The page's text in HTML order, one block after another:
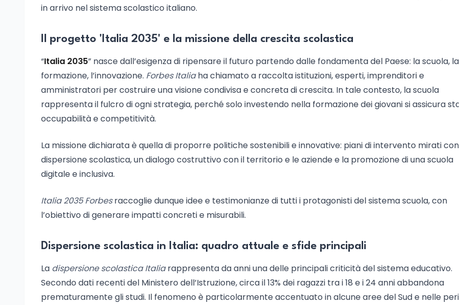
in arrivo nel sistema scolastico italiano.
Il progetto 'Italia 2035' e la missione della crescita scolastica
“Italia 2035” nasce dall’esigenza di ripensare il futuro partendo dalle fondamenta del Paese: la scuola, la
formazione, l’innovazione. Forbes Italiaha chiamato a raccolta istituzioni, esperti, imprenditori e
amministratori per costruire una visione condivisa e concreta di crescita. In tale contesto, la scuola
rappresenta il fulcro di ogni strategia, perché solo investendo nella formazione dei giovani si assicura
occupabilità e competitività.
La missione dichiarata è quella di proporre politiche sostenibili e innovative: piani di intervento mirati
dispersione scolastica, un dialogo costruttivo con il territorio e le aziende e la promozione di una scuola
digitale e inclusiva.
Italia 2035 Forbesraccoglie dunque idee e testimonianze di tutti i protagonisti del sistema scuola, con
l’obiettivo di generare impatti concreti e misurabili.
Dispersione scolastica in Italia: quadro attuale e sfide principali
La dispersione scolastica Italiarappresenta da anni una delle principali criticità del sistema educativo.
Secondo dati recenti del Ministero dell’Istruzione, circa il 13% dei ragazzi tra i 18 e i 24 anni abbandona
prematuramente gli studi. Il fenomeno è particolarmente accentuato in alcune aree del Sud e nelle